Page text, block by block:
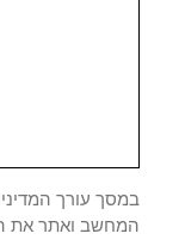
עורך המדיניות
ואתר את הפריט